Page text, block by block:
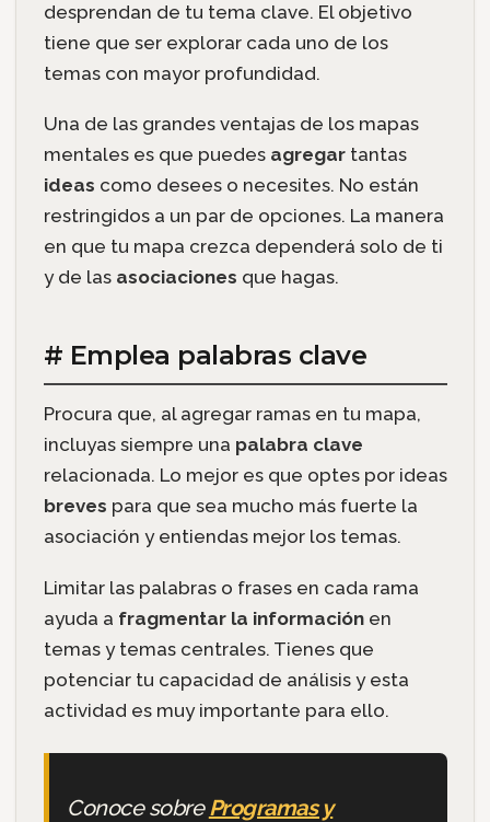
desprendan de tu tema clave. El objetivo
tiene que ser explorar cada uno de los
temas con mayor profundidad.
Una de las grandes ventajas de los mapas
mentales es que puedes agregar tantas
ideas como desees o necesites. No están
restringidos a un par de opciones. La manera
en que tu mapa crezca dependerá solo de ti
y de las asociaciones que hagas.
# Emplea palabras clave
Procura que, al agregar ramas en tu mapa,
incluyas siempre una palabra clave
relacionada. Lo mejor es que optes por ideas
breves para que sea mucho más fuerte la
asociación y entiendas mejor los temas.
Limitar las palabras o frases en cada rama
ayuda a fragmentar la información en
temas y temas centrales. Tienes que
potenciar tu capacidad de análisis y esta
actividad es muy importante para ello.
Conoce sobreProgramas y